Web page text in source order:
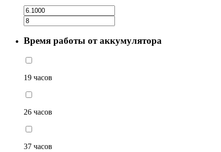
Время работы от аккумулятора
19 часов
26 часов
37 часов